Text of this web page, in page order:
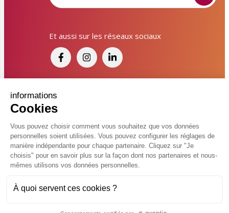
informations
Cookies
Vous pouvez choisir comment vous souhaitez que vos données
personnelles soient utilisées. Vous pouvez configurer les réglages de
manière indépendante pour chaque partenaire. Cliquez sur "Je
choisis" pour en savoir plus sur la façon dont nos partenaires et nous-
mêmes utilisons vos données personnelles.
À quoi servent ces cookies ?
Et aussi sur les réseaux sociaux
Financé par France Relance et par l'Union
Européenne
© 2026 Ville de Kingersheim
Accessibilité Mentions légales
Politiques de confidentialité
Charte de modération sur les réseaux sociaux
Poser une question ? Participer ?
Cliquez ici pour interagir avec les services de votre
ville !
Participer, s’engager
Contacter un service